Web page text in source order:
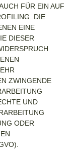
FÜR EIN AUF
DIE
EINE
DIESER
ZWINGENDE
UND
ODER